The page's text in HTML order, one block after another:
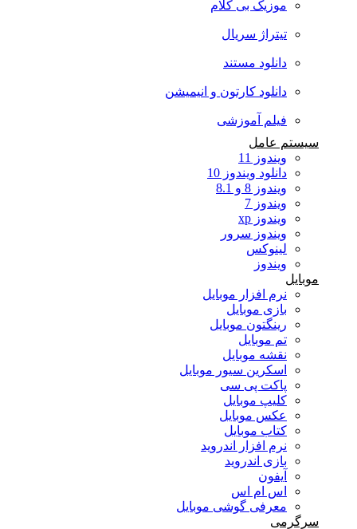
موزیک بی کلام
تیتراژ سریال
دانلود مستند
دانلود کارتون و انیمیشن
فیلم آموزشی
سیستم عامل
ویندوز 11
دانلود ویندوز 10
ویندوز 8 و 8.1
ویندوز 7
ویندوز xp
ویندوز سرور
لینوکس
ویندوز
موبایل
نرم افزار موبایل
بازی موبایل
رینگتون موبایل
تم موبایل
نقشه موبایل
اسکرین سیور موبایل
پاکت پی سی
کلیپ موبایل
عکس موبایل
کتاب موبایل
نرم افزار اندروید
بازی اندروید
آیفون
اس ام اس
معرفی گوشی موبایل
سرگرمی